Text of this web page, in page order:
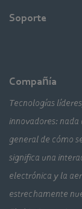
Soporte
Compañía
Tecnologías
innovadores: nada
general de cómo
significa una
electrónica y la
estrechamente